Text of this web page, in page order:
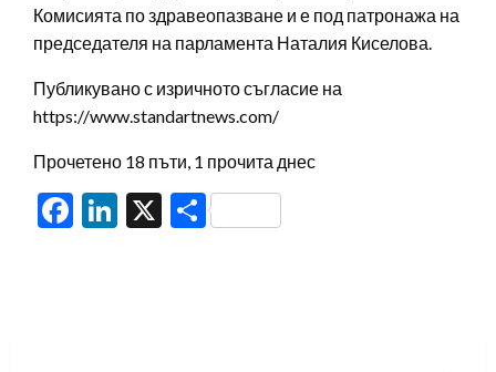
Комисията по здравеопазване и е под патронажа на
председателя на парламента Наталия Киселова.
Публикувано с изричното съгласие на
https://www.standartnews.com/
Прочетено 18 пъти, 1 прочита днес
Facebook
LinkedIn
X Share